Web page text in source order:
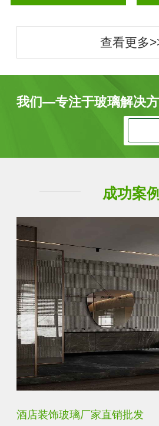
查看更多
我们—专注于玻璃解决
成功案例
玻璃砖厂家直销批发